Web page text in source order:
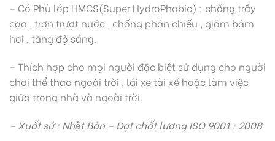
– Có Phủ lớp HMCS(Super HydroPhobic) : chống trầy
cao , trơn trượt nước , chống phản chiếu , giảm bám
hơi , tăng độ sáng.
– Thích hợp cho mọi người đặc biệt sử dụng cho người
chơi thể thao ngoài trời , lái xe tài xế hoặc làm việc
giữa trong nhà và ngoài trời.
– Xuất sứ : Nhật Bản – Đạt chất lượng ISO 9001 : 2008